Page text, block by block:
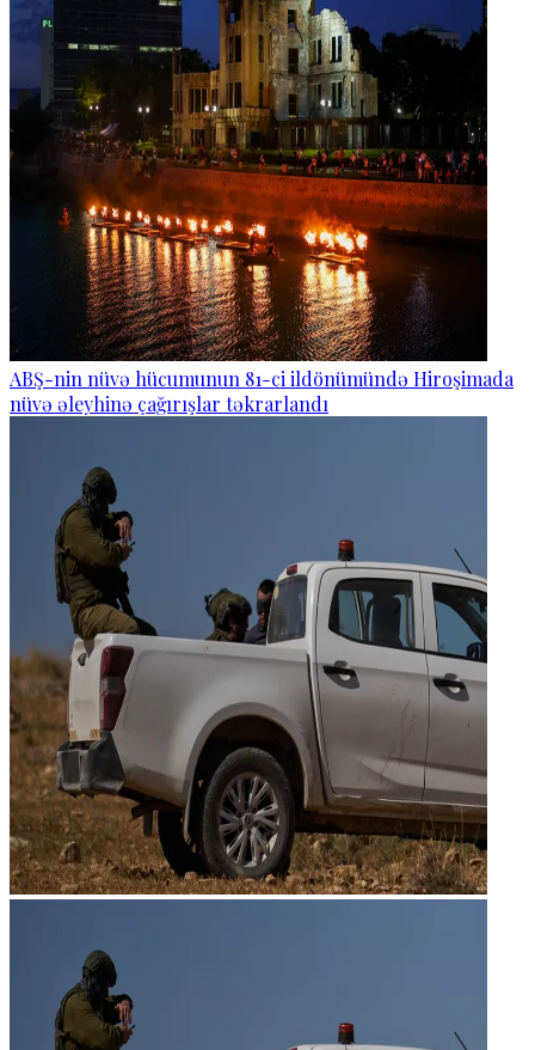
ABŞ-nin nüvə hücumunun 81-ci ildönümündə Hiroşimada
nüvə əleyhinə çağırışlar təkrarlandı